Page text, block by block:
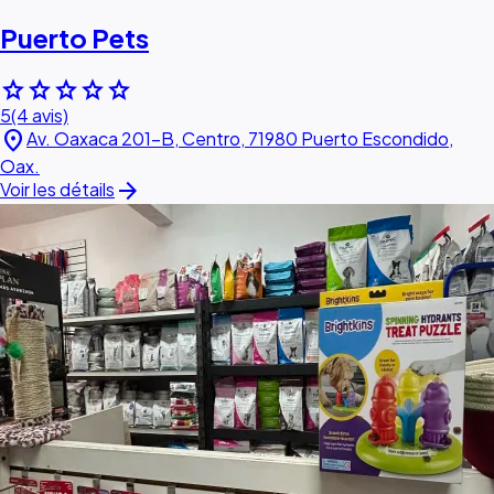
Puerto Pets
starstarstarstarstar
5(4 avis)
location_onAv. Oaxaca 201-B, Centro, 71980 Puerto Escondido,
Oax.
Voir les détails arrow_forward